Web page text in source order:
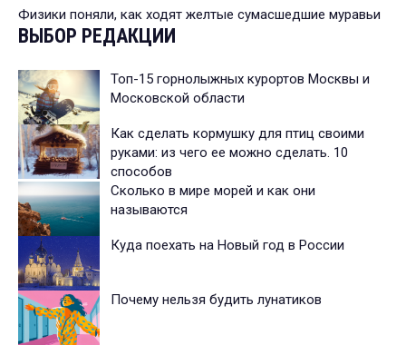
Физики поняли, как ходят желтые сумасшедшие муравьи
ВЫБОР РЕДАКЦИИ
Топ-15 горнолыжных курортов Москвы и
Московской области
Как сделать кормушку для птиц своими
руками: из чего ее можно сделать. 10
способов
Сколько в мире морей и как они
называются
Куда поехать на Новый год в России
Почему нельзя будить лунатиков